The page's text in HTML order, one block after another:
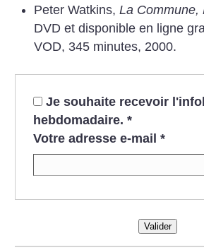
Peter Watkins, La Commune,
DVD et disponible en ligne
VOD, 345 minutes, 2000.
Je souhaite recevoir
hebdomadaire. *
Votre adresse e-mail *
Valider